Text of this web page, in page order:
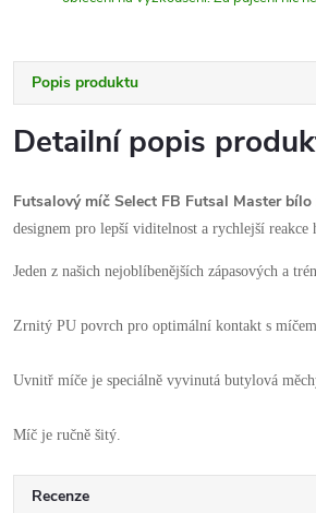
Popis produktu
Detailní popis
Futsalový míč Select FB Futsal Master bílo
designem pro lepší viditelnost a rychlejší reakce
Zrnitý PU povrch pro optimální kontakt s
Uvnitř míče je speciálně vyvinutá butylová
Míč je ručně šitý.
Recenze